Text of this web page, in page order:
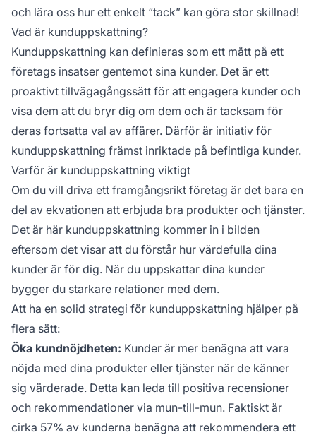
och lära oss hur ett enkelt “tack” kan göra stor skillnad!
Vad är kunduppskattning?
Kunduppskattning kan definieras som ett mått på ett
företags insatser gentemot sina kunder. Det är ett
proaktivt tillvägagångssätt för att engagera kunder och
visa dem att du bryr dig om dem och är tacksam för
deras fortsatta val av affärer. Därför är initiativ för
kunduppskattning främst inriktade på befintliga kunder.
Varför är kunduppskattning viktigt
Om du vill driva ett framgångsrikt företag är det bara en
del av ekvationen att erbjuda bra produkter och tjänster.
Det är här kunduppskattning kommer in i bilden
eftersom det visar att du förstår hur värdefulla dina
kunder är för dig. När du uppskattar dina kunder
bygger du starkare relationer med dem.
Att ha en solid strategi för kunduppskattning hjälper på
flera sätt:
Öka kundnöjdheten: Kunder är mer benägna att vara
nöjda med dina produkter eller tjänster när de känner
sig värderade. Detta kan leda till positiva recensioner
och rekommendationer via mun-till-mun. Faktiskt är
cirka 57% av kunderna benägna att rekommendera ett